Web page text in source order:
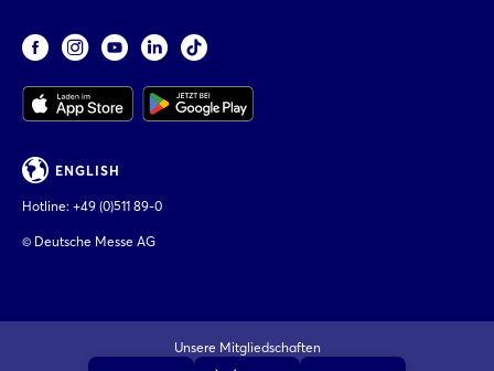
ENGLISH
Hotline: +49 (0)511 89-0
© Deutsche Messe AG
Unsere Mitgliedschaften